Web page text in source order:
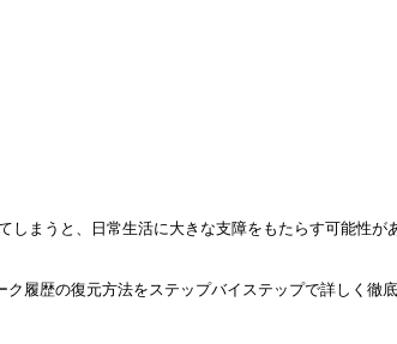
まうと、日常生活に大きな支障をもたらす可能性
履歴の復元方法をステップバイステップで詳しく徹底